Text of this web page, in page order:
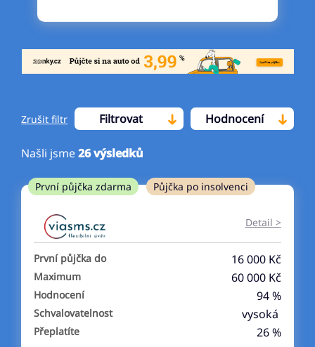
Zrušit filtr Filtrovat Hodnocení
Od
První půjčka zdarma
–
ano
ne
Našli jsme26výsledků
První půjčka zdarma Půjčka po insolvenci
Detail >
První půjčka do 16 000 Kč
Maximum 60 000 Kč
Hodnocení 94 %
Schvalovatelnost vysoká
Přeplatíte
26 %